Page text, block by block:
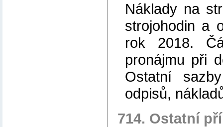
Náklady na
strojohodin a
rok 2018.
pronájmu při
Ostatní
odpisů,
714. Ostatní